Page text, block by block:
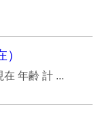
年齢 計 ...